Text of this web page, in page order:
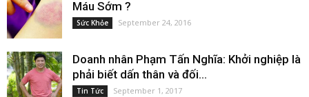
Máu Sớm ?
Sức Khỏe September 24, 2016
Doanh nhân Phạm Tấn Nghĩa: Khởi nghiệp là
phải biết dấn thân và đối...
Tin Tức September 1, 2017